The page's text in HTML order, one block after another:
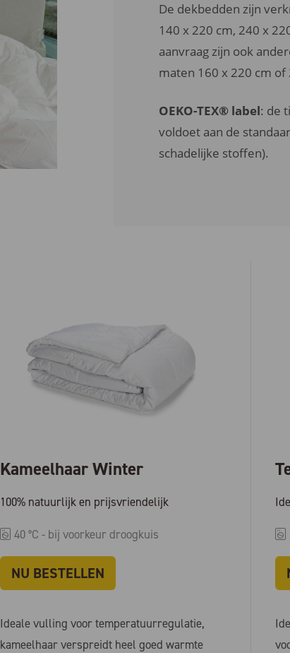
De dekbedden zijn
140 x 220 cm, 240 x
aanvraag zijn ook
maten 160 x 220 cm of
OEKO-TEX® label: de
voldoet aan de
schadelijke stoffen).
Kameelhaar Winter
100% natuurlijk en prijsvriendelijk
40 °C - bij voorkeur droogkuis
NU BESTELLEN
Ideale vulling voor temperatuurregulatie,
kameelhaar verspreidt heel goed warmte